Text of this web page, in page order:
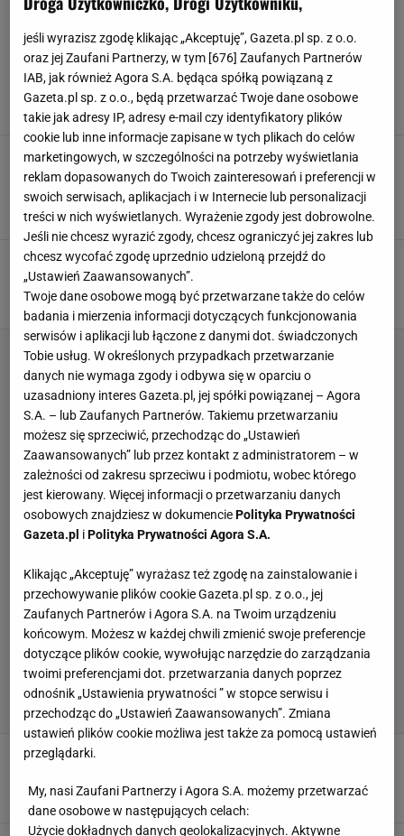
KAMILA SKOLIMOWSKA
Odsłonięto pomnik Skolimowskiej. Ten
moment Polacy zapamiętali na zawsze [WIDEO]
Jakub Trochimowicz, 16 LUTEGO 2024, 21:34
Kamila Skolimowska miałaby dopiero 40 lat.
"Oby nie zadzwonił jej numer. Wtedy będzie
zawał"
SUBSKRYPCJA
"Będzie o niej głośno". Nawet Anita Włodarczyk
nie rzucała w jej wieku tak daleko
Mateusz Król,1 CZERWCA 2022, 14:08
Łukasz Jachimiak,18 LUTEGO 2022, 18:22
jeśli wyrazisz zgodę klikając „Akceptuję”, Gazeta.pl sp. z o.o.
oraz jej Zaufani Partnerzy, w tym [676] Zaufanych Partnerów
IAB, jak również Agora S.A. będąca spółką powiązaną z
Gazeta.pl sp. z o.o., będą przetwarzać Twoje dane osobowe
takie jak adresy IP, adresy e-mail czy identyfikatory plików
cookie lub inne informacje zapisane w tych plikach do celów
marketingowych, w szczególności na potrzeby wyświetlania
reklam dopasowanych do Twoich zainteresowań i preferencji w
swoich serwisach, aplikacjach i w Internecie lub personalizacji
treści w nich wyświetlanych. Wyrażenie zgody jest dobrowolne.
Jeśli nie chcesz wyrazić zgody, chcesz ograniczyć jej zakres lub
chcesz wycofać zgodę uprzednio udzieloną przejdź do
„Ustawień Zaawansowanych”.
Twoje dane osobowe mogą być przetwarzane także do celów
badania i mierzenia informacji dotyczących funkcjonowania
serwisów i aplikacji lub łączone z danymi dot. świadczonych
Tobie usług. W określonych przypadkach przetwarzanie
danych nie wymaga zgody i odbywa się w oparciu o
uzasadniony interes Gazeta.pl, jej spółki powiązanej – Agora
S.A. – lub Zaufanych Partnerów. Takiemu przetwarzaniu
możesz się sprzeciwić, przechodząc do „Ustawień
Zaawansowanych” lub przez kontakt z administratorem – w
zależności od zakresu sprzeciwu i podmiotu, wobec którego
jest kierowany. Więcej informacji o przetwarzaniu danych
osobowych znajdziesz w dokumenciePolityka Prywatności
Gazeta.pl iPolityka Prywatności Agora S.A.
Klikając „Akceptuję” wyrażasz też zgodę na zainstalowanie i
przechowywanie plików cookie Gazeta.pl sp. z o.o., jej
Zaufanych Partnerów i Agora S.A. na Twoim urządzeniu
końcowym. Możesz w każdej chwili zmienić swoje preferencje
dotyczące plików cookie, wywołując narzędzie do zarządzania
twoimi preferencjami dot. przetwarzania danych poprzez
odnośnik „Ustawienia prywatności ” w stopce serwisu i
przechodząc do „Ustawień Zaawansowanych”. Zmiana
ustawień plików cookie możliwa jest także za pomocą ustawień
przeglądarki.
My, nasi Zaufani Partnerzy i Agora S.A. możemy przetwarzać
dane osobowe w następujących celach:
Użycie dokładnych danych geolokalizacyjnych. Aktywne